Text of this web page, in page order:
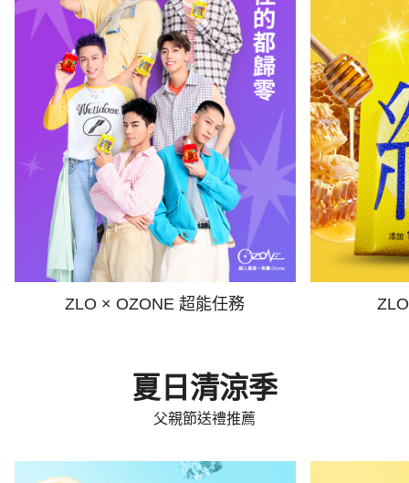
ZLO × OZONE 超能任務
夏日清涼季
父親節送禮推薦